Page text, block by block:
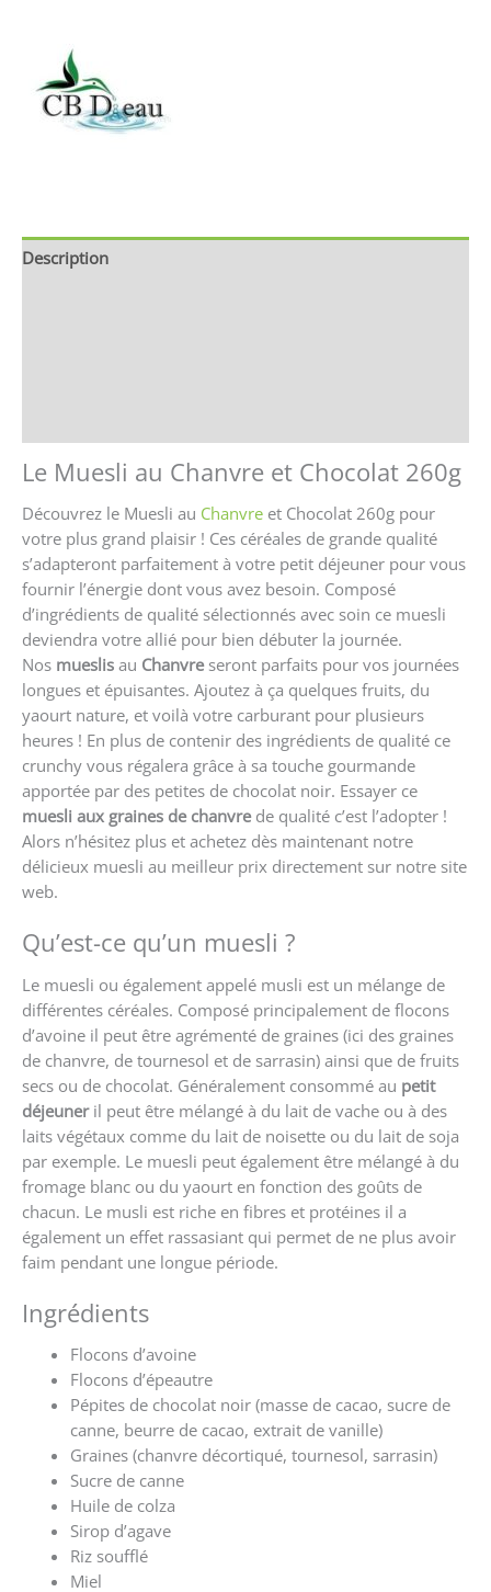
Description
Le Muesli au Chanvre et Chocolat 260g
Découvrez le Muesli au Chanvre et Chocolat 260g pour
votre plus grand plaisir ! Ces céréales de grande qualité
s’adapteront parfaitement à votre petit déjeuner pour vous
fournir l’énergie dont vous avez besoin. Composé
d’ingrédients de qualité sélectionnés avec soin ce muesli
deviendra votre allié pour bien débuter la journée.
Nos mueslis au Chanvreseront parfaits pour vos journées
longues et épuisantes. Ajoutez à ça quelques fruits, du
yaourt nature, et voilà votre carburant pour plusieurs
heures ! En plus de contenir des ingrédients de qualité ce
crunchy vous régalera grâce à sa touche gourmande
apportée par des petites de chocolat noir. Essayer ce
muesli aux graines de chanvrede qualité c’est l’adopter !
Alors n’hésitez plus et achetez dès maintenant notre
délicieux muesli au meilleur prix directement sur notre site
web.
Qu’est-ce qu’un muesli ?
Le muesli ou également appelé musli est un mélange de
différentes céréales. Composé principalement de flocons
d’avoine il peut être agrémenté de graines (ici des graines
de chanvre, de tournesol et de sarrasin) ainsi que de fruits
secs ou de chocolat. Généralement consommé au petit
déjeuneril peut être mélangé à du lait de vache ou à des
laits végétaux comme du lait de noisette ou du lait de soja
par exemple. Le muesli peut également être mélangé à du
fromage blanc ou du yaourt en fonction des goûts de
chacun. Le musli est riche en fibres et protéines il a
également un effet rassasiant qui permet de ne plus avoir
faim pendant une longue période.
Ingrédients
Flocons d’avoine
Flocons d’épeautre
Pépites de chocolat noir (masse de cacao, sucre de
canne, beurre de cacao, extrait de vanille)
Graines (chanvre décortiqué, tournesol, sarrasin)
Sucre de canne
Huile de colza
Sirop d’agave
Riz soufflé
Miel